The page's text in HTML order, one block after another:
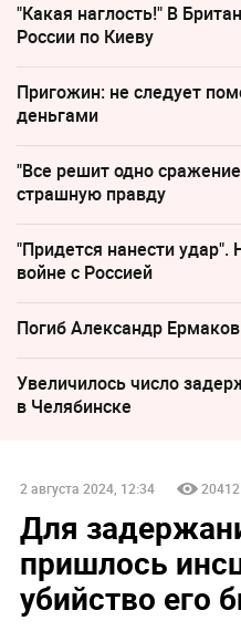
"Какая наглость!" В
России по Киеву
Пригожин: не следует
деньгами
"Все решит одно
страшную правду
"Придется нанести
войне с Россией
Погиб Александр Ермаков
Увеличилось число
в Челябинске
2 августа 2024, 12:34 20412
Для
пришлось
убийство его